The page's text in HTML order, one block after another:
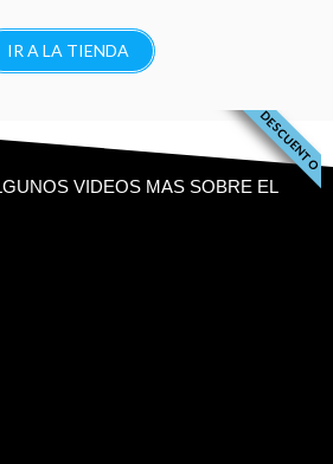
IR A LA TIENDA
DESCUENTO
VIDEOS MAS SOBRE EL